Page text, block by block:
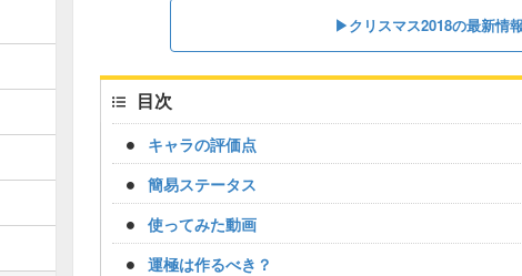
▶クリスマス2018の最新情
目次
キャラの評価点
簡易ステータス
使ってみた動画
運極は作るべき？